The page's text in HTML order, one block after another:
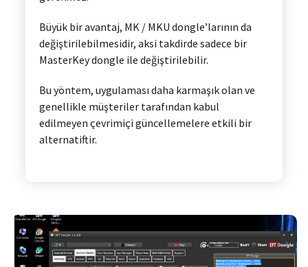
Büyük bir avantaj, MK / MKU dongle’larının da
değiştirilebilmesidir, aksi takdirde sadece bir
MasterKey dongle ile değiştirilebilir.
Bu yöntem, uygulaması daha karmaşık olan ve
genellikle müşteriler tarafından kabul
edilmeyen çevrimiçi güncellemelere etkili bir
alternatiftir.